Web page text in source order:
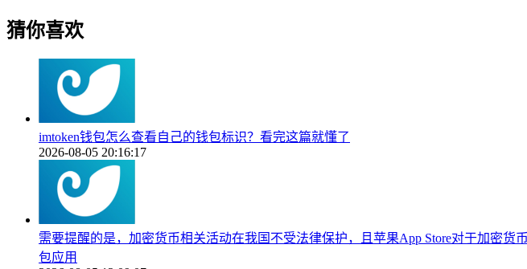
猜你喜欢
imtoken钱包怎么查看自己的钱包标识？看完这篇就懂了
2026-08-05 20:16:17
需要提醒的是，加密货币相关活动在我国不受法律保护，且苹果App Store对于加密
包应用